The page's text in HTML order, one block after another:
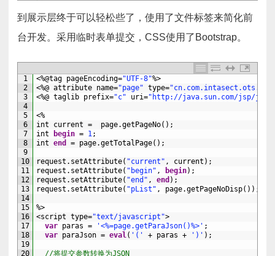
到展示层终于可以轻松些了，使用了文件标签来简化前
台开发。采用临时表单提交，CSS使用了Bootstrap。
1
2
3
4
5
6
7
8
9
10
11
12
13
14
15
16
17
18
19
20
<%@tag pageEncoding="UTF-8"%>
<%@ attribute name="page" type=
<%@ taglib prefix="c" uri="http://java.sun.com/jsp/
<%
int
current = page.getPageNo( ) ;
int
begin = 1;
int end = page.getTotalPage( ) ;
request . setAttribute( "current" , current ) ;
request . setAttribute( "begin" , begin) ;
request . setAttribute( "end" , end ) ;
request . setAttribute( "pList" , page.getPageNoDisp( ) ) ;
%>
<script type="text/javascript">
var paras = '<%=page.getParaJson()%>' ;
var paraJson = eval( '(' + paras + ')' ) ;
//将提交参数转换为JSON